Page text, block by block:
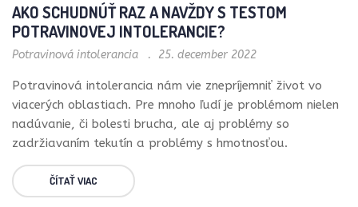
AKO SCHUDNÚŤ RAZ A NAVŽDY S TESTOM
POTRAVINOVEJ INTOLERANCIE?
Potravinová intolerancia 25. december 2022
Potravinová intolerancia nám vie znepríjemniť život vo
viacerých oblastiach. Pre mnoho ľudí je problémom nielen
nadúvanie, či bolesti brucha, ale aj problémy so
zadržiavaním tekutín a problémy s hmotnosťou.
ČÍTAŤ VIAC